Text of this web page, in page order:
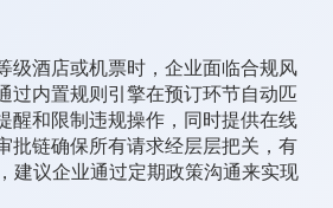
级酒店或机票时，企业面临合规风
过内置规则引擎在预订环节自动匹
醒和限制违规操作，同时提供在线
批链确保所有请求经层层把关，有
建议企业通过定期政策沟通来实现